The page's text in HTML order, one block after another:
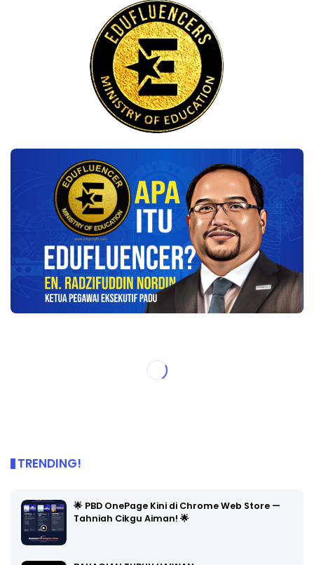
TRENDING!
🌟 PBD OnePage Kini di Chrome Web Store —
Tahniah Cikgu Aiman! 🌟